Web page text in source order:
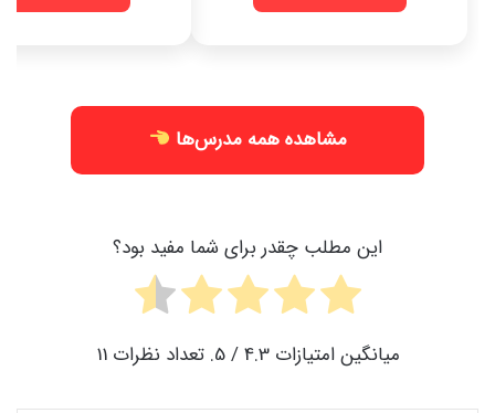
مشاهده همه مدرس‌ها
این مطلب چقدر برای شما مفید بود؟
میانگین امتیازات4.3/ 5. تعداد نظرات 11